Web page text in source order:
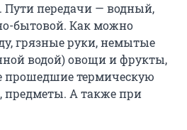
Пути передачи — водный,
бытовой. Как можно
грязные руки, немытые
водой) овощи и фрукты,
прошедшие термическую
предметы. А также при